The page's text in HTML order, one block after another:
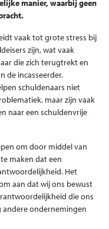
manier, waarbij geen
vaak tot grote stress bij
zijn, wat vaak
die zich terugtrekt en
de incasseerder.
schuldenaars niet
maar zijn vaak
naar een schuldenvrije
om door middel van
maken dat een
Het
aan dat wij ons bewust
die ons
ondernemingen